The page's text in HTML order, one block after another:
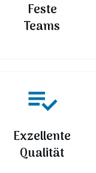
Feste
Teams
Exzellente
Qualität